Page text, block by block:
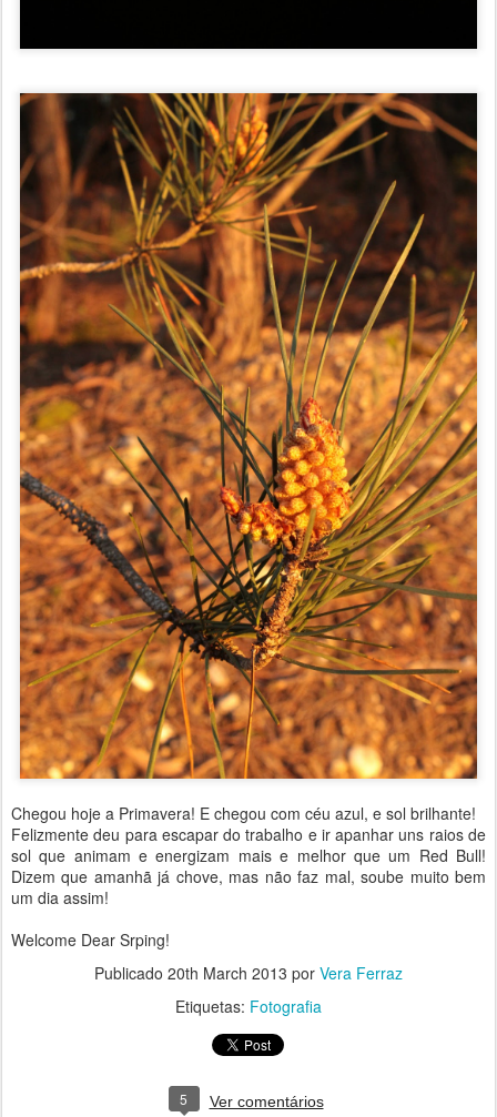
Chegou hoje a Primavera! E chegou com céu azul, e sol brilhante!
Felizmente deu para escapar do trabalho e ir apanhar uns raios de
sol que animam e energizam mais e melhor que um Red Bull!
Dizem que amanhã já chove, mas não faz mal, soube muito bem
um dia assim!
Welcome Dear Srping!
Publicado 20th March 2013 por Vera Ferraz
Etiquetas: Fotografia
5 Ver comentários